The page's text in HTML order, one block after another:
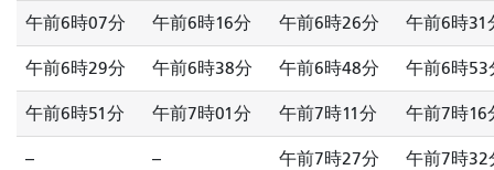
午前6時07分 午前6時16分 午前6時26分 午前6時31
午前6時29分 午前6時38分 午前6時48分 午前6時53
午前6時51分 午前7時01分 午前7時11分 午前7時16
-- -- 午前7時27分 午前7時32